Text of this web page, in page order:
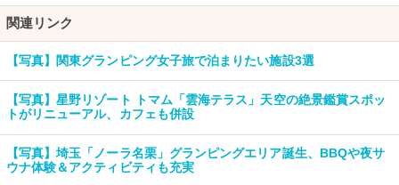
関連リンク
【写真】関東グランピング女子旅で泊まりたい施設3選
【写真】星野リゾート トマム「雲海テラス」天空の絶景鑑賞スポッ
トがリニューアル、カフェも併設
【写真】埼玉「ノーラ名栗」グランピングエリア誕生、BBQや夜サ
ウナ体験＆アクティビティも充実